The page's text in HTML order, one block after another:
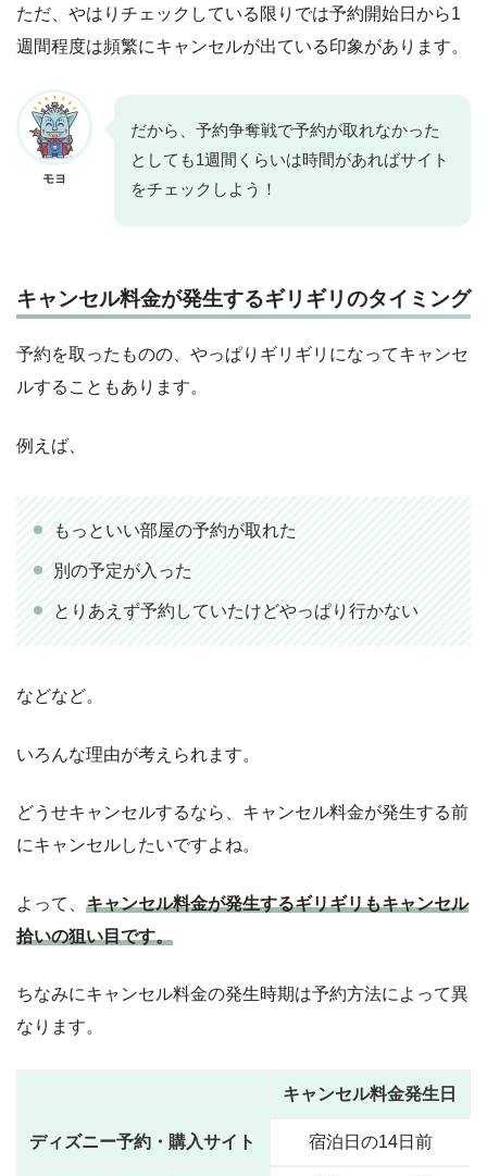
ただ、やはりチェックしている限りでは予約開始日から1
週間程度は頻繁にキャンセルが出ている印象があります。
モヨ
だから、予約争奪戦で予約が取れなかった
としても1週間くらいは時間があればサイト
をチェックしよう！
キャンセル料金が発生するギリギリのタイミング
予約を取ったものの、やっぱりギリギリになってキャンセ
ルすることもあります。
例えば、
もっといい部屋の予約が取れた
別の予定が入った
とりあえず予約していたけどやっぱり行かない
などなど。
いろんな理由が考えられます。
どうせキャンセルするなら、キャンセル料金が発生する前
にキャンセルしたいですよね。
よって、 キャンセル料金が発生するギリギリもキャンセル
拾いの狙い目です。
ちなみにキャンセル料金の発生時期は予約方法によって異
なります。
キャンセル料金発生日
ディズニー予約・購入サイト 宿泊日の14日前